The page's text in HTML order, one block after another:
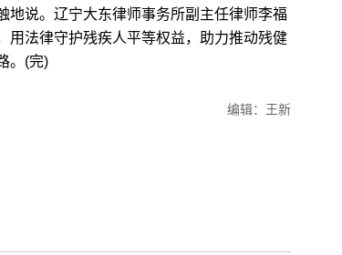
地说。辽宁大东律师事务所副主任律师李福
用法律守护残疾人平等权益，助力推动残健
。(完)
编辑：王新